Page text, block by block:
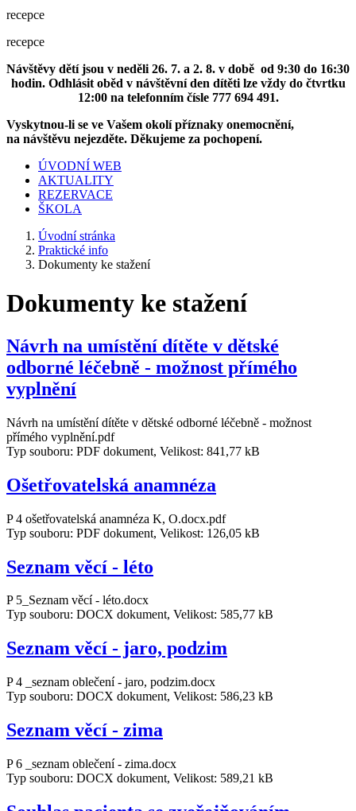
recepce
recepce
Návštěvy dětí jsou v neděli 26. 7. a 2. 8. v době od 9:30 do 16:30
hodin. Odhlásit oběd v návštěvní den dítěti lze vždy do čtvrtku
12:00 na telefonním čísle 777 694 491.
Vyskytnou-li se ve Vašem okolí příznaky onemocnění,
na návštěvu nejezděte. Děkujeme za pochopení.
ÚVODNÍ WEB
AKTUALITY
REZERVACE
ŠKOLA
Úvodní stránka
Praktické info
Dokumenty ke stažení
Dokumenty ke stažení
Návrh na umístění dítěte v dětské
odborné léčebně - možnost přímého
vyplnění
Návrh na umístění dítěte v dětské odborné léčebně - možnost
přímého vyplnění.pdf
Typ souboru: PDF dokument, Velikost: 841,77 kB
Ošetřovatelská anamnéza
P 4 ošetřovatelská anamnéza K, O.docx.pdf
Typ souboru: PDF dokument, Velikost: 126,05 kB
Seznam věcí - léto
P 5_Seznam věcí - léto.docx
Typ souboru: DOCX dokument, Velikost: 585,77 kB
Seznam věcí - jaro, podzim
P 4 _seznam oblečení - jaro, podzim.docx
Typ souboru: DOCX dokument, Velikost: 586,23 kB
Seznam věcí - zima
P 6 _seznam oblečení - zima.docx
Typ souboru: DOCX dokument, Velikost: 589,21 kB